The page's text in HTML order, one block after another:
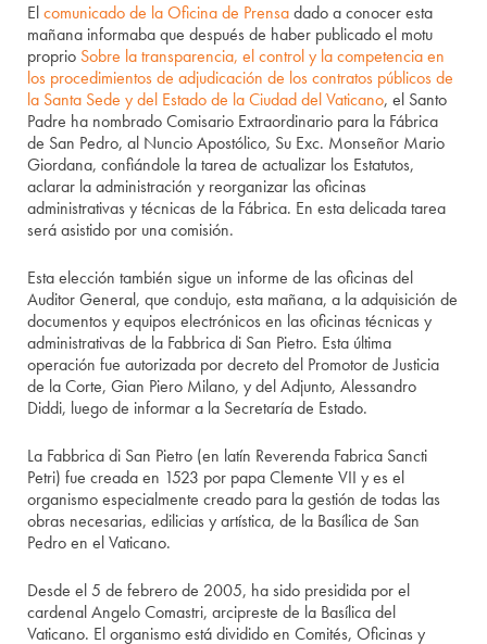
Elcomunicado de la Oficina de Prensadado a conocer esta
mañana informaba que después de haber publicado el motu
proprio Sobre la transparencia, el control y la competencia en
los procedimientos de adjudicación de los contratos públicos de
la Santa Sede y del Estado de la Ciudad del Vaticano, el Santo
Padre ha nombrado Comisario Extraordinario para la Fábrica
de San Pedro, al Nuncio Apostólico, Su Exc. Monseñor Mario
Giordana, confiándole la tarea de actualizar los Estatutos,
aclarar la administración y reorganizar las oficinas
administrativas y técnicas de la Fábrica. En esta delicada tarea
será asistido por una comisión.
Esta elección también sigue un informe de las oficinas del
Auditor General, que condujo, esta mañana, a la adquisición de
documentos y equipos electrónicos en las oficinas técnicas y
administrativas de la Fabbrica di San Pietro. Esta última
operación fue autorizada por decreto del Promotor de Justicia
de la Corte, Gian Piero Milano, y del Adjunto, Alessandro
Diddi, luego de informar a la Secretaría de Estado.
La Fabbrica di San Pietro (en latín Reverenda Fabrica Sancti
Petri) fue creada en 1523 por papa Clemente VII y es el
organismo especialmente creado para la gestión de todas las
obras necesarias, edilicias y artística, de la Basílica de San
Pedro en el Vaticano.
Desde el 5 de febrero de 2005, ha sido presidida por el
cardenal Angelo Comastri, arcipreste de la Basílica del
Vaticano. El organismo está dividido en Comités, Oficinas y